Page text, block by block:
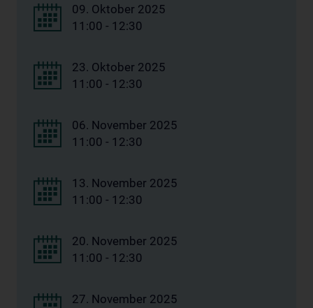
09. Oktober 2025
11:00 - 12:30
23. Oktober 2025
11:00 - 12:30
06. November 2025
11:00 - 12:30
13. November 2025
11:00 - 12:30
20. November 2025
11:00 - 12:30
27. November 2025